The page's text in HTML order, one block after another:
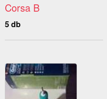
Corsa B
5 db